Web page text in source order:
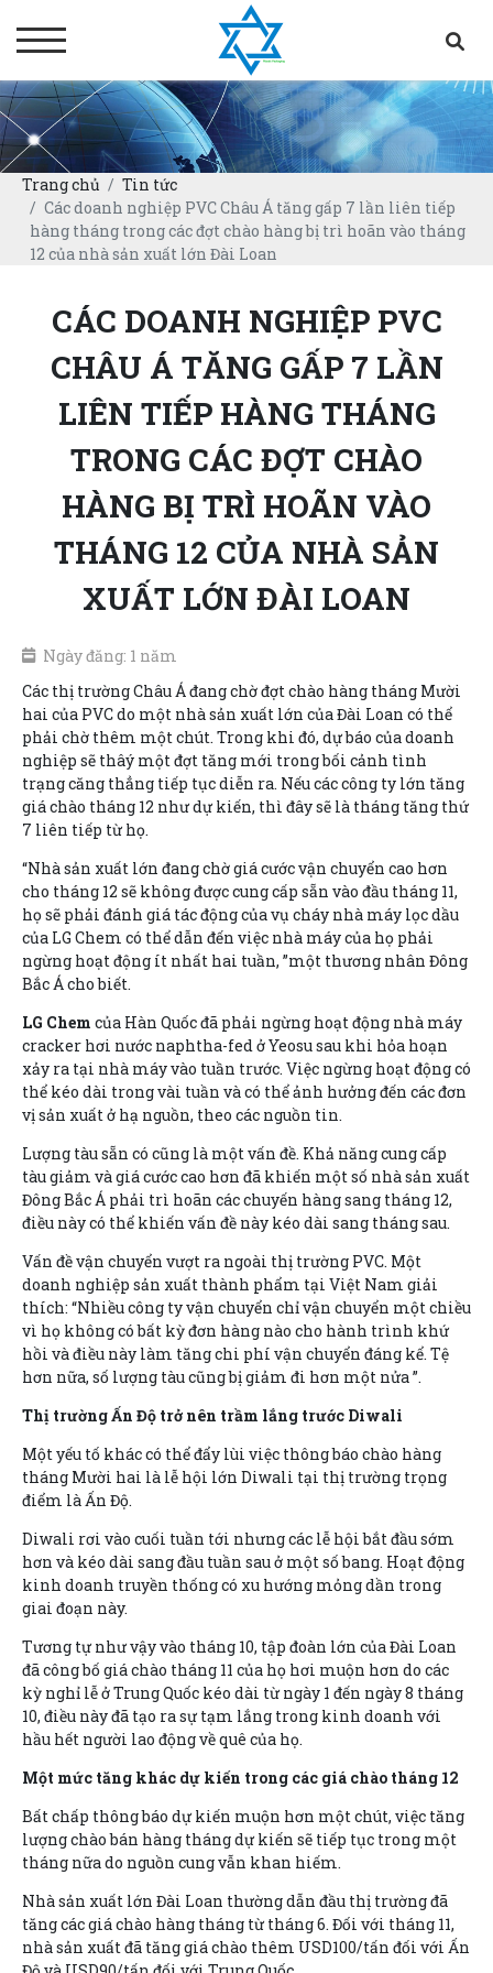
Trang chủ
Tin tức
Các doanh nghiệp PVC Châu Á tăng gấp 7 lần liên tiếp
hàng tháng trong các đợt chào hàng bị trì hoãn vào tháng
12 của nhà sản xuất lớn Đài Loan
CÁC DOANH NGHIỆP PVC
CHÂU Á TĂNG GẤP 7 LẦN
LIÊN TIẾP HÀNG THÁNG
TRONG CÁC ĐỢT CHÀO
HÀNG BỊ TRÌ HOÃN VÀO
THÁNG 12 CỦA NHÀ SẢN
XUẤT LỚN ĐÀI LOAN
Ngày đăng: 1 năm
Các thị trường Châu Á đang chờ đợt chào hàng tháng Mười
hai của PVC do một nhà sản xuất lớn của Đài Loan có thể
phải chờ thêm một chút. Trong khi đó, dự báo của doanh
nghiệp sẽ thâý một đợt tăng mới trong bối cảnh tình
trạng căng thẳng tiếp tục diễn ra. Nếu các công ty lớn tăng
giá chào tháng 12 như dự kiến, thì đây sẽ là tháng tăng thứ
7 liên tiếp từ họ.
“Nhà sản xuất lớn đang chờ giá cước vận chuyển cao hơn
cho tháng 12 sẽ không được cung cấp sẵn vào đầu tháng 11,
họ sẽ phải đánh giá tác động của vụ cháy nhà máy lọc dầu
của LG Chem có thể dẫn đến việc nhà máy của họ phải
ngừng hoạt động ít nhất hai tuần, ”một thương nhân Đông
Bắc Á cho biết.
LG Chem của Hàn Quốc đã phải ngừng hoạt động nhà máy
cracker hơi nước naphtha-fed ở Yeosu sau khi hỏa hoạn
xảy ra tại nhà máy vào tuần trước. Việc ngừng hoạt động có
thể kéo dài trong vài tuần và có thể ảnh hưởng đến các đơn
vị sản xuất ở hạ nguồn, theo các nguồn tin.
Lượng tàu sẵn có cũng là một vấn đề. Khả năng cung cấp
tàu giảm và giá cước cao hơn đã khiến một số nhà sản xuất
Đông Bắc Á phải trì hoãn các chuyến hàng sang tháng 12,
điều này có thể khiến vấn đề này kéo dài sang tháng sau.
Vấn đề vận chuyển vượt ra ngoài thị trường PVC. Một
doanh nghiệp sản xuất thành phẩm tại Việt Nam giải
thích: “Nhiều công ty vận chuyển chỉ vận chuyển một chiều
vì họ không có bất kỳ đơn hàng nào cho hành trình khứ
hồi và điều này làm tăng chi phí vận chuyển đáng kể. Tệ
hơn nữa, số lượng tàu cũng bị giảm đi hơn một nửa ”.
Thị trường Ấn Độ trở nên trầm lắng trước Diwali
Một yếu tố khác có thể đẩy lùi việc thông báo chào hàng
tháng Mười hai là lễ hội lớn Diwali tại thị trường trọng
điểm là Ấn Độ.
Diwali rơi vào cuối tuần tới nhưng các lễ hội bắt đầu sớm
hơn và kéo dài sang đầu tuần sau ở một số bang. Hoạt động
kinh doanh truyền thống có xu hướng mỏng dần trong
giai đoạn này.
Tương tự như vậy vào tháng 10, tập đoàn lớn của Đài Loan
đã công bố giá chào tháng 11 của họ hơi muộn hơn do các
kỳ nghỉ lễ ở Trung Quốc kéo dài từ ngày 1 đến ngày 8 tháng
10, điều này đã tạo ra sự tạm lắng trong kinh doanh với
hầu hết người lao động về quê của họ.
Một mức tăng khác dự kiến trong các giá chào tháng 12
Bất chấp thông báo dự kiến muộn hơn một chút, việc tăng
lượng chào bán hàng tháng dự kiến sẽ tiếp tục trong một
tháng nữa do nguồn cung vẫn khan hiếm.
Nhà sản xuất lớn Đài Loan thường dẫn đầu thị trường đã
tăng các giá chào hàng tháng từ tháng 6. Đối với tháng 11,
nhà sản xuất đã tăng giá chào thêm USD100/tấn đối với Ấn